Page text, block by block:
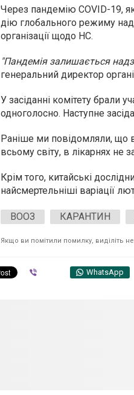
Через пандемію COVID-19,
дію глобального режиму
організації щодо НС.
"Пандемія залишається
генеральний директор
У засіданні комітету брали
одноголосно. Наступне
Раніше ми повідомляли, що
всьому світу, в лікарнях не
Крім того, китайські
найсмертельніші варіації
ВООЗ КАРАНТИН
Якщо ви помітили помилку, виділіть
WhatsApp